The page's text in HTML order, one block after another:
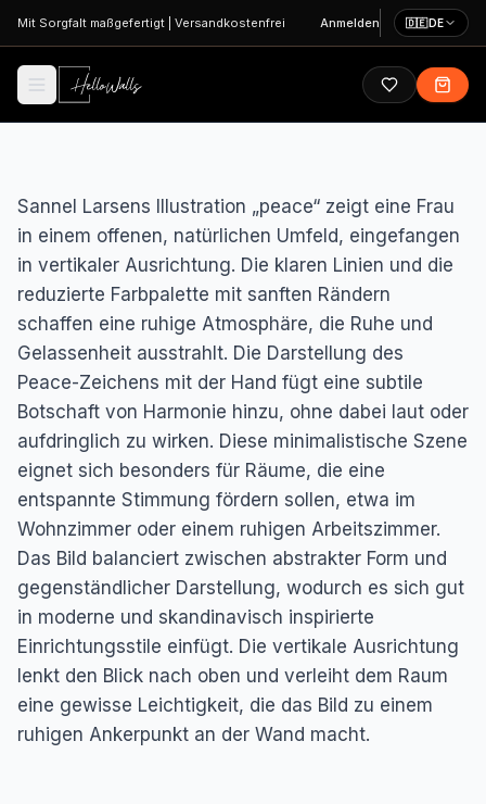
Zum Hauptinhalt springen
Mit Sorgfalt maßgefertigt Versandkostenfrei Anmelden 🇩🇪DE
Sannel Larsens Illustration „peace“ zeigt eine Frau
in einem offenen, natürlichen Umfeld, eingefangen
in vertikaler Ausrichtung. Die klaren Linien und die
reduzierte Farbpalette mit sanften Rändern
schaffen eine ruhige Atmosphäre, die Ruhe und
Gelassenheit ausstrahlt. Die Darstellung des
Peace-Zeichens mit der Hand fügt eine subtile
Botschaft von Harmonie hinzu, ohne dabei laut oder
aufdringlich zu wirken. Diese minimalistische Szene
eignet sich besonders für Räume, die eine
entspannte Stimmung fördern sollen, etwa im
Wohnzimmer oder einem ruhigen Arbeitszimmer.
Das Bild balanciert zwischen abstrakter Form und
gegenständlicher Darstellung, wodurch es sich gut
in moderne und skandinavisch inspirierte
Einrichtungsstile einfügt. Die vertikale Ausrichtung
lenkt den Blick nach oben und verleiht dem Raum
eine gewisse Leichtigkeit, die das Bild zu einem
ruhigen Ankerpunkt an der Wand macht.